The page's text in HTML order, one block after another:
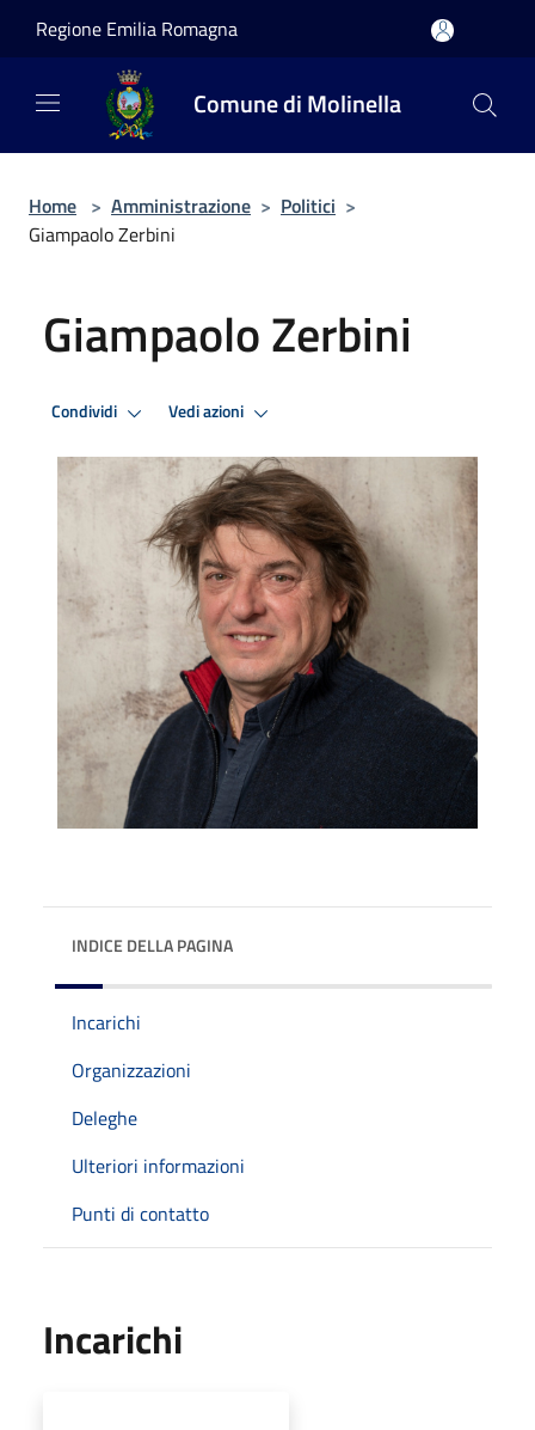
Regione Emilia Romagna
Comune di Molinella
Home > Amministrazione > Politici >
Giampaolo Zerbini
Giampaolo Zerbini
Condividi Vedi azioni
INDICE DELLA PAGINA
Incarichi
Organizzazioni
Deleghe
Ulteriori informazioni
Punti di contatto
Incarichi